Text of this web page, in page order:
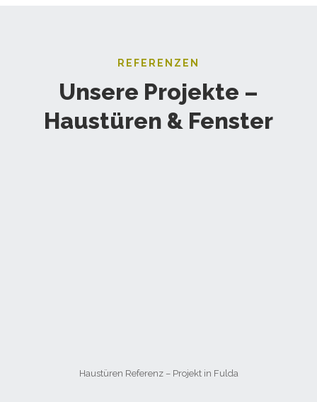
REFERENZEN
Unsere Projekte –
Haustüren & Fenster
Haustüren Referenz – Projekt in Fulda